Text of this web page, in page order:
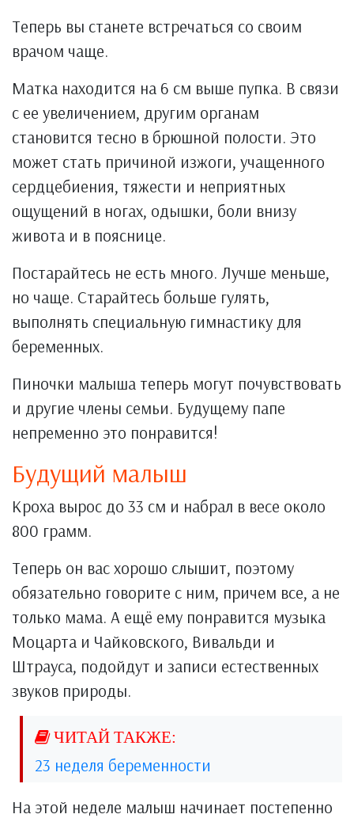
Теперь вы станете встречаться со своим
врачом чаще.
Матка находится на 6 см выше пупка. В связи
с ее увеличением, другим органам
становится тесно в брюшной полости. Это
может стать причиной изжоги, учащенного
сердцебиения, тяжести и неприятных
ощущений в ногах, одышки, боли внизу
живота и в пояснице.
Постарайтесь не есть много. Лучше меньше,
но чаще. Старайтесь больше гулять,
выполнять специальную гимнастику для
беременных.
Пиночки малыша теперь могут почувствовать
и другие члены семьи. Будущему папе
непременно это понравится!
Будущий малыш
Кроха вырос до 33 см и набрал в весе около
800 грамм.
Теперь он вас хорошо слышит, поэтому
обязательно говорите с ним, причем все, а не
только мама. А ещё ему понравится музыка
Моцарта и Чайковского, Вивальди и
Штрауса, подойдут и записи естественных
звуков природы.
23 неделя беременности
На этой неделе малыш начинает постепенно